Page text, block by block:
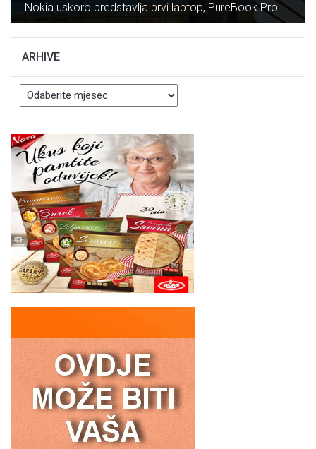
Nokia uskoro predstavlja prvi laptop, PureBook Pro
ARHIVE
Arhive